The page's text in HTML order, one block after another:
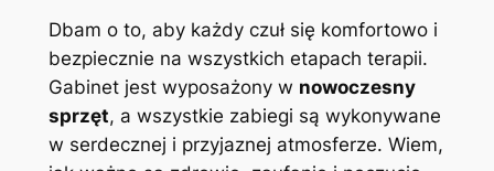
Dbam o to, aby każdy czuł się komfortowo i
bezpiecznie na wszystkich etapach terapii.
Gabinet jest wyposażony w nowoczesny
sprzęt, a wszystkie zabiegi są wykonywane
w serdecznej i przyjaznej atmosferze. Wiem,